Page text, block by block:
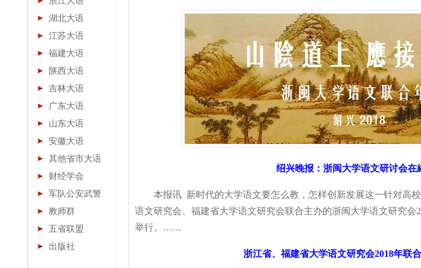
湖北大语
江苏大语
福建大语
陕西大语
吉林大语
广东大语
山东大语
安徽大语
其他省市大语
财经学会
军队公安武警
教师群
五省联盟
出版社
绍兴晚报：浙闽大学语文研讨会在
本报讯 新时代的大学语文要怎么教，怎样创新发展这一针对高校
语文研究会、福建省大学语文研究会联合主办的浙闽大学语文研究会
举行。……
浙江省、福建省大学语文研究会2018年联